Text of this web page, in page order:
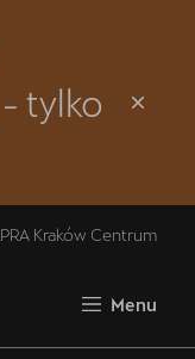
- tylko
Kraków Centrum
Menu